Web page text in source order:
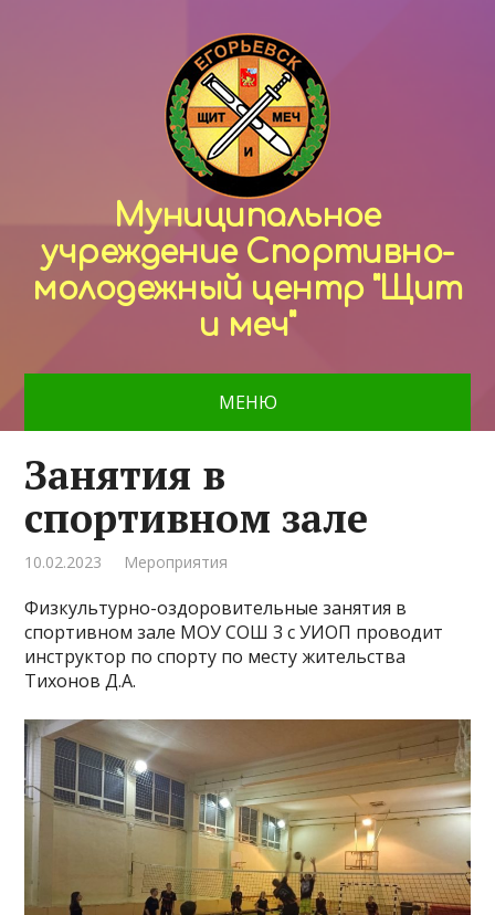
Муниципальное
учреждение Спортивно-
молодежный центр "Щит
и меч"
МЕНЮ
Занятия в
спортивном зале
10.02.2023 Мероприятия
Физкультурно-оздоровительные занятия в
спортивном зале МОУ СОШ 3 с УИОП проводит
инструктор по спорту по месту жительства
Тихонов Д.А.